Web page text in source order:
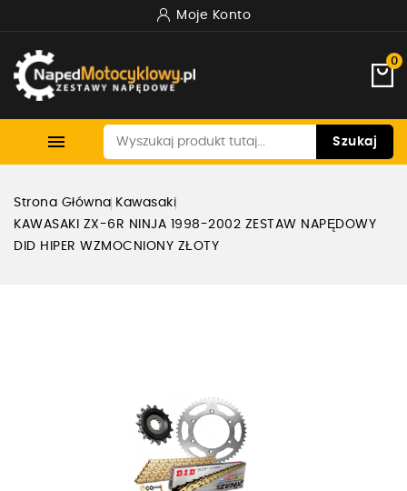
Moje Konto
0
 Szukaj
Strona Główna Kawasaki
KAWASAKI ZX-6R NINJA 1998-2002 ZESTAW NAPĘDOWY
DID HIPER WZMOCNIONY ZŁOTY